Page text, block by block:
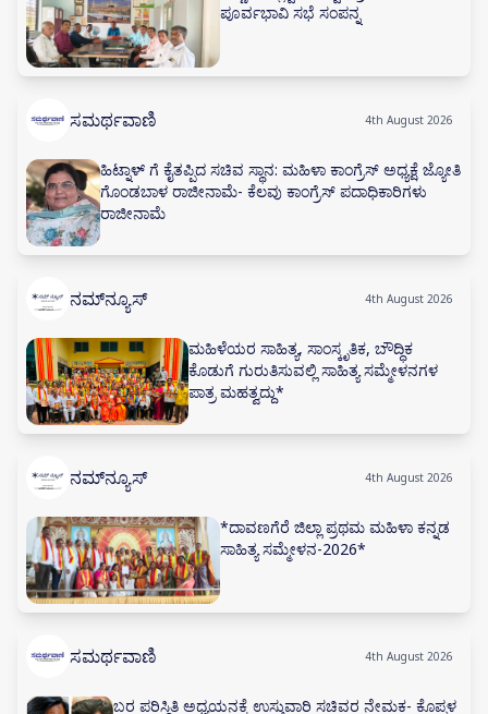
ಪೂರ್ವಭಾವಿ ಸಭೆ ಸಂಪನ್ನ
ಸಮರ್ಥವಾಣಿ 4th August 2026
ಹಿಟ್ನಾಳ್ ಗೆ ಕೈತಪ್ಪಿದ ಸಚಿವ ಸ್ಥಾನ: ಮಹಿಳಾ ಕಾಂಗ್ರೆಸ್ ಅಧ್ಯಕ್ಷೆ ಜ್ಯೋತಿ
ಗೊಂಡಬಾಳ ರಾಜೀನಾಮೆ- ಕೆಲವು ಕಾಂಗ್ರೆಸ್ ಪದಾಧಿಕಾರಿಗಳು
ರಾಜೀನಾಮೆ
ನಮ್‌ನ್ಯೂಸ್ 4th August 2026
ಮಹಿಳೆಯರ ಸಾಹಿತ್ಯ, ಸಾಂಸ್ಕೃತಿಕ, ಬೌದ್ಧಿಕ
ಕೊಡುಗೆ ಗುರುತಿಸುವಲ್ಲಿ ಸಾಹಿತ್ಯ ಸಮ್ಮೇಳನಗಳ
ಪಾತ್ರ ಮಹತ್ವದ್ದು*
ನಮ್‌ನ್ಯೂಸ್ 4th August 2026
*ದಾವಣಗೆರೆ ಜಿಲ್ಲಾ ಪ್ರಥಮ ಮಹಿಳಾ ಕನ್ನಡ
ಸಾಹಿತ್ಯ ಸಮ್ಮೇಳನ-2026*
ಸಮರ್ಥವಾಣಿ 4th August 2026
ಬರ ಪರಿಸ್ಥಿತಿ ಅಧ್ಯಯನಕ್ಕೆ ಉಸ್ತುವಾರಿ ಸಚಿವರ ನೇಮಕ- ಕೊಪ್ಪಳ